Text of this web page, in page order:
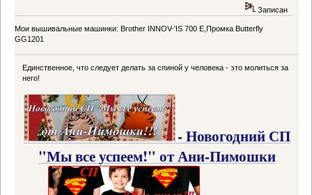
Записан
Мои вышивальные машинки: Brother INNOV-'IS 700 Е,Промка Butterfly
GG1201
Единственное, что следует делать за спиной у человека - это молиться за
него!
- Новогодний СП
"Мы все успеем!" от Ани-Пимошки